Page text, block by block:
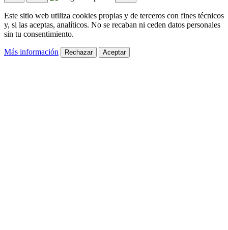
Este sitio web utiliza cookies propias y de terceros con fines técnicos
y, si las aceptas, analíticos. No se recaban ni ceden datos personales
sin tu consentimiento.
Más información Rechazar Aceptar